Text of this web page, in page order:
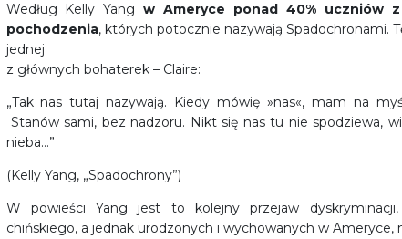
Według Kelly Yangw Ameryce ponad 40% uczniów
pochodzenia, których potocznie nazywają Spadochronami.
jednej
z głównych bohaterek – Claire:
„Tak nas tutaj nazywają. Kiedy mówię »nas«, mam na
Stanów sami, bez nadzoru. Nikt się nas tu nie spodziewa,
nieba…”
(Kelly Yang, „Spadochrony”)
W powieści Yang jest to kolejny przejaw
chińskiego, a jednak urodzonych i wychowanych w Ameryce,